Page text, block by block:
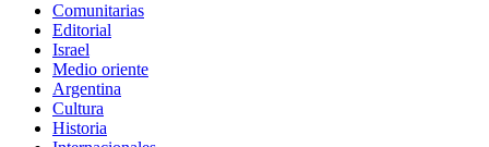
Comunitarias
Editorial
Israel
Medio oriente
Argentina
Cultura
Historia